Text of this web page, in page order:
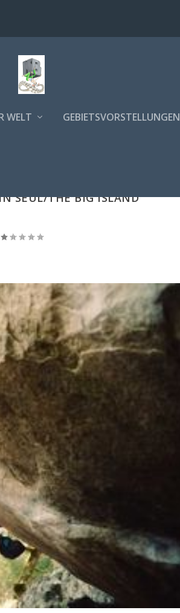
WELT GEBIETSVORSTELLUNGEN
SEUL/THE BIG ISLAND